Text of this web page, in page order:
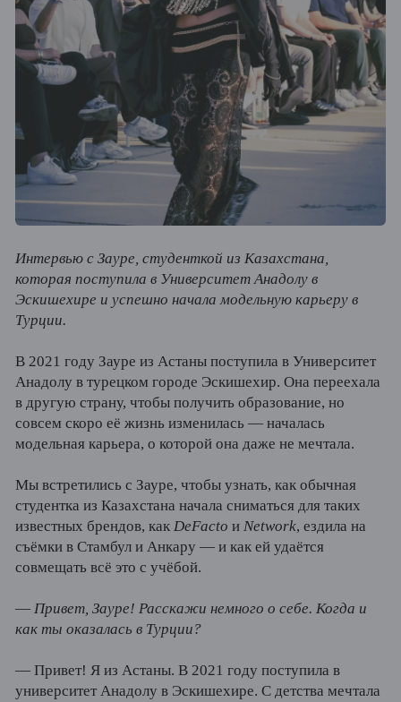
Интервью с Зауре, студенткой из Казахстана,
которая поступила в Университет Анадолу в
Эскишехире и успешно начала модельную карьеру в
Турции.
В 2021 году Зауре из Астаны поступила в Университет
Анадолу в турецком городе Эскишехир. Она переехала
в другую страну, чтобы получить образование, но
совсем скоро её жизнь изменилась — началась
модельная карьера, о которой она даже не мечтала.
Мы встретились с Зауре, чтобы узнать, как обычная
студентка из Казахстана начала сниматься для таких
известных брендов, как DeFacto и Network, ездила на
съёмки в Стамбул и Анкару — и как ей удаётся
совмещать всё это с учёбой.
— Привет, Зауре! Расскажи немного о себе. Когда и
как ты оказалась в Турции?
— Привет! Я из Астаны. В 2021 году поступила в
университет Анадолу в Эскишехире. С детства мечтала